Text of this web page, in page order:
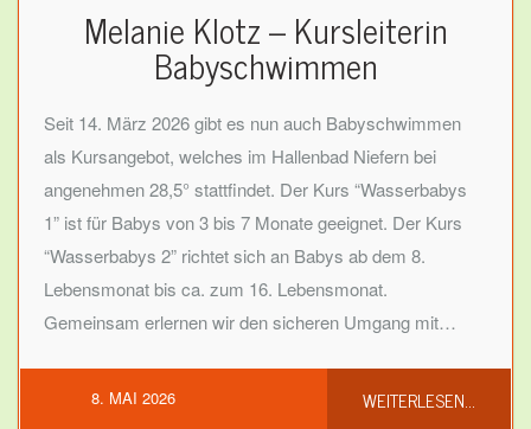
Melanie Klotz – Kursleiterin
Babyschwimmen
Seit 14. März 2026 gibt es nun auch Babyschwimmen
als Kursangebot, welches im Hallenbad Niefern bei
angenehmen 28,5° stattfindet. Der Kurs “Wasserbabys
1” ist für Babys von 3 bis 7 Monate geeignet. Der Kurs
“Wasserbabys 2” richtet sich an Babys ab dem 8.
Lebensmonat bis ca. zum 16. Lebensmonat.
Gemeinsam erlernen wir den sicheren Umgang mit…
WEITERLESEN...
8. MAI 2026